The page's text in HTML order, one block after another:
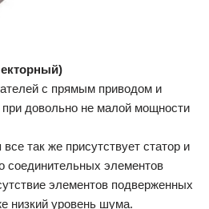
с прямым приводом и
довольно не малой мощности
так же присутствует статор и
соединительных элементов
элементов подверженных
низкий уровень шума.